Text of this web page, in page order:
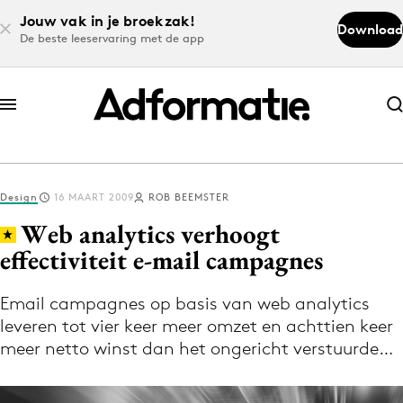
Jouw vak in je broekzak!
De beste leeservaring met de app
Download
Abonneer nu
Abonneer nu
Log in
Download de app
Volg het laatste nieuws via de Adformatie
Nieuws app
Design 16 MAART 2009 ROB BEEMSTER
Web analytics verhoogt
effectiviteit e-mail campagnes
Email campagnes op basis van web analytics
leveren tot vier keer meer omzet en achttien keer
meer netto winst dan het ongericht verstuurde…